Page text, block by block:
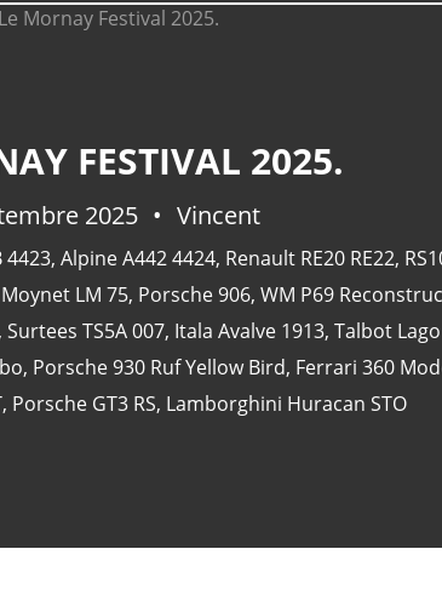
FESTIVAL 2025.
2025 Vincent
4423, Alpine A442 4424, Renault RE20 RE22,
Moynet LM 75, Porsche 906, WM P69
, Surtees TS5A 007, Itala Avalve 1913, Talbot
, Porsche 930 Ruf Yellow Bird, Ferrari 360
, Porsche GT3 RS, Lamborghini Huracan STO